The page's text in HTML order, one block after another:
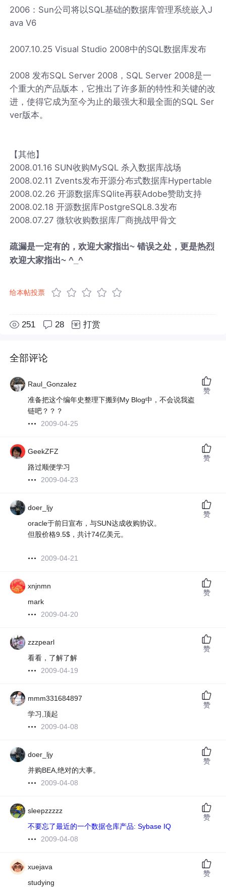
2006：Sun公司将以SQL基础的数据库管理系统嵌入J
ava V6
2007.10.25 Visual Studio 2008中的SQL数据库发布
2008 发布SQL Server 2008，SQL Server 2008是一
个重大的产品版本，它推出了许多新的特性和关键的改
进，使得它成为至今为止的最强大和最全面的SQL Ser
ver版本。
【其他】
2008.01.16 SUN收购MySQL 杀入数据库战场
2008.02.11 Zvents发布开源分布式数据库Hypertable
2008.02.26 开源数据库SQlite再获Adobe赞助支持
2008.02.18 开源数据库PostgreSQL8.3发布
2008.07.27 微软收购数据库厂商挑战甲骨文
疏漏是一定有的，欢迎大家指出~ 错误之处，更是热烈
欢迎大家指出~ ^_^
给本帖投票
251 28 打赏
全部评论
Raul_Gonzalez
准备把这个编年史整理下搬到My Blog中，不会说我盗
链吧？？？
2009-04-25
赞
GeekZFZ
路过顺便学习
2009-04-23
赞
doer_ljy
oracle于前日宣布，与SUN达成收购协议。
但股价格9.5$，共计74亿美元。
2009-04-21
赞
xnjnmn
mark
2009-04-20
赞
zzzpearl
看看，了解了解
2009-04-19
赞
mmm331684897
学习,顶起
2009-04-08
赞
doer_ljy
并购BEA,绝对的大事。
2009-04-08
赞
sleepzzzzz
不要忘了最近的一个数据仓库产品: Sybase IQ
2009-04-08
赞
xuejava
studying
赞